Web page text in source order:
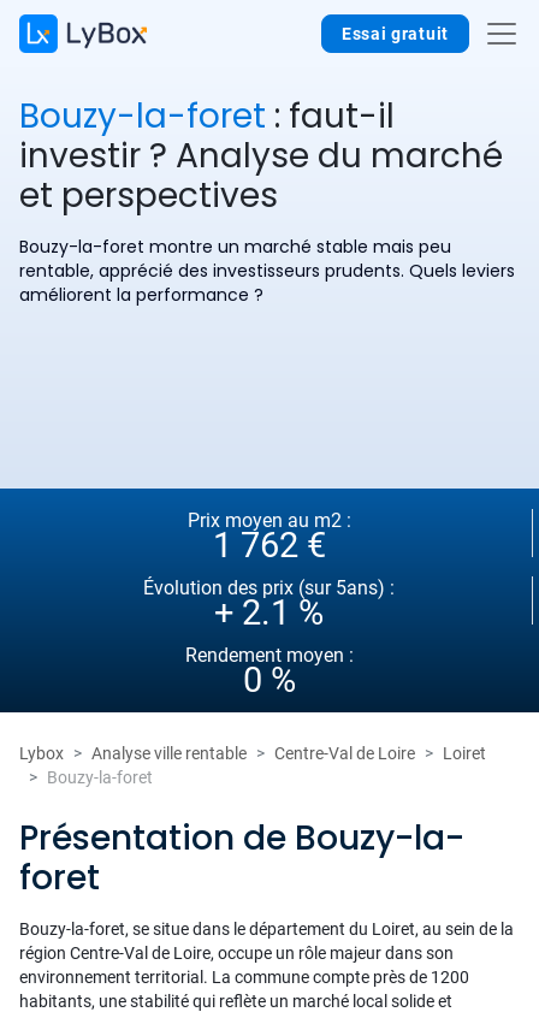
Essai gratuit
Bouzy-la-foret : faut-il
investir ? Analyse du marché
et perspectives
Bouzy-la-foret montre un marché stable mais peu
rentable, apprécié des investisseurs prudents. Quels leviers
améliorent la performance ?
Prix moyen au m2 :
1 762 €
Évolution des prix (sur 5ans) :
+ 2.1 %
Rendement moyen :
0 %
Lybox Analyse ville rentable Centre-Val de Loire
Loiret
Bouzy-la-foret
Présentation de Bouzy-la-
foret
Bouzy-la-foret, se situe dans le département du Loiret, au sein de la
région Centre-Val de Loire, occupe un rôle majeur dans son
environnement territorial. La commune compte près de 1200
habitants, une stabilité qui reflète un marché local solide et